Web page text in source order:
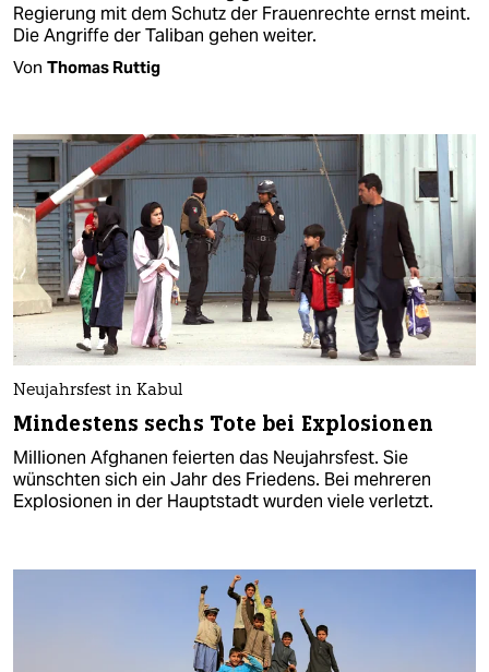
Regierung mit dem Schutz der Frauenrechte ernst meint.
Die Angriffe der Taliban gehen weiter.
Von Thomas Ruttig
Neujahrsfest in Kabul
Mindestens sechs Tote bei Explosionen
Millionen Afghanen feierten das Neujahrsfest. Sie
wünschten sich ein Jahr des Friedens. Bei mehreren
Explosionen in der Hauptstadt wurden viele verletzt.